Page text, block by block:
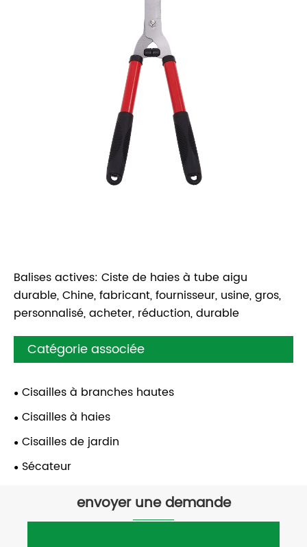
Balises actives: Ciste de haies à tube aigu
durable, Chine, fabricant, fournisseur, usine, gros,
personnalisé, acheter, réduction, durable
Catégorie associée
Cisailles à branches hautes
Cisailles à haies
Cisailles de jardin
Sécateur
envoyer une demande